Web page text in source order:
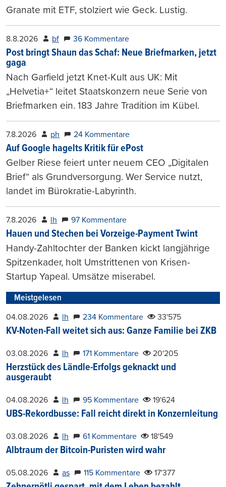
Granate mit ETF, stolziert wie Geck. Lustig.
8.8.2026 bf 36 Kommentare
Post bringt Shaun das Schaf: Neue Briefmarken, jetzt
gaga
Nach Garfield jetzt Knet-Kult aus UK: Mit
„Helvetia+“ leitet Staatskonzern neue Serie von
Briefmarken ein. 183 Jahre Tradition im Kübel.
7.8.2026 ph 24 Kommentare
Auf Google hagelts Kritik für ePost
Gelber Riese feiert unter neuem CEO „Digitalen
Brief“ als Grundversorgung. Wer Service nutzt,
landet im Bürokratie-Labyrinth.
7.8.2026 lh 97 Kommentare
Hauen und Stechen bei Vorzeige-Payment Twint
Handy-Zahltochter der Banken kickt langjährige
Spitzenkader, holt Umstrittenen von Krisen-
Startup Yapeal. Umsätze miserabel.
Meistgelesen
04.08.2026 lh 234 Kommentare 33'575
KV-Noten-Fall weitet sich aus: Ganze Familie bei ZKB
03.08.2026 lh 171 Kommentare 20'205
Herzstück des Ländle-Erfolgs geknackt und
ausgeraubt
04.08.2026 lh 95 Kommentare 19'624
UBS-Rekordbusse: Fall reicht direkt in Konzernleitung
03.08.2026 lh 61 Kommentare 18'549
Albtraum der Bitcoin-Puristen wird wahr
05.08.2026 as 115 Kommentare 17'377